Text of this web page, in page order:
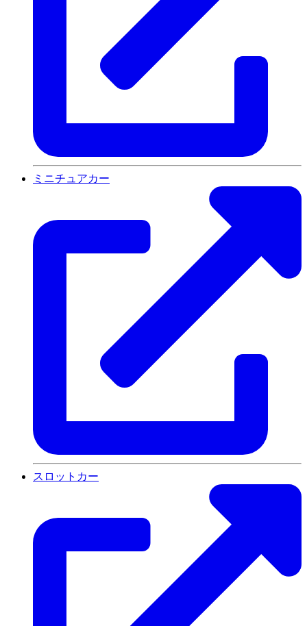
ミニチュアカー
スロットカー